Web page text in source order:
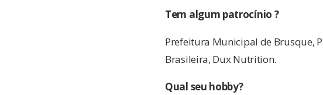
Tem algum patrocínio ?
Prefeitura Municipal de Brusque,
Brasileira, Dux Nutrition.
Qual seu hobby?